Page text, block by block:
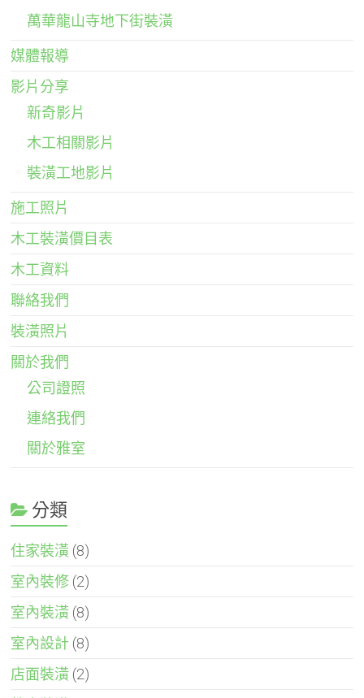
萬華龍山寺地下街裝潢
媒體報導
影片分享
新奇影片
木工相關影片
裝潢工地影片
施工照片
木工裝潢價目表
木工資料
聯絡我們
裝潢照片
關於我們
公司證照
連絡我們
關於雅室
分類
住家裝潢 (8)
室內裝修 (2)
室內裝潢 (8)
室內設計 (8)
店面裝潢 (2)